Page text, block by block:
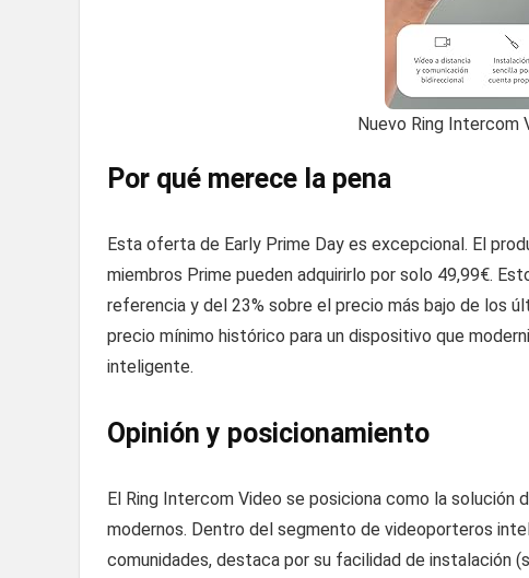
Nuevo Ring Intercom
Por qué merece la pena
Esta oferta de Early Prime Day es excepcional. El
miembros Prime pueden adquirirlo por solo 49,99€.
referencia y del 23% sobre el precio más bajo de los
precio mínimo histórico para un dispositivo que
inteligente.
Opinión y posicionamiento
El Ring Intercom Video se posiciona como la
modernos. Dentro del segmento de videoporteros
comunidades, destaca por su facilidad de instalación